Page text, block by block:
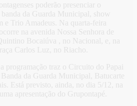
poderão presenciar o
da Guarda Municipal, show
e Trio Amadeus. Na quarta-feira
na avenida Nossa Senhora de
Bocaiúva , no Nacional, e, na
Carlos Luz, no Riacho.
programação traz o Circuito do Papai
da Guarda Municipal, Batucarte
Está previsto, ainda, no dia 5/12, na
apresentação do Grupontapé.